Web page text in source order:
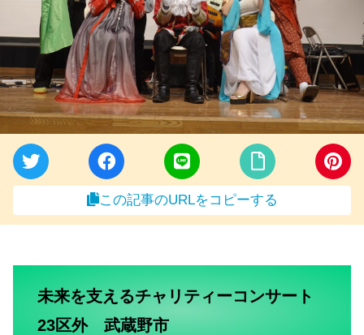
この記事のURLをコピーする
未来を支えるチャリティーコンサート
23区外 武蔵野市